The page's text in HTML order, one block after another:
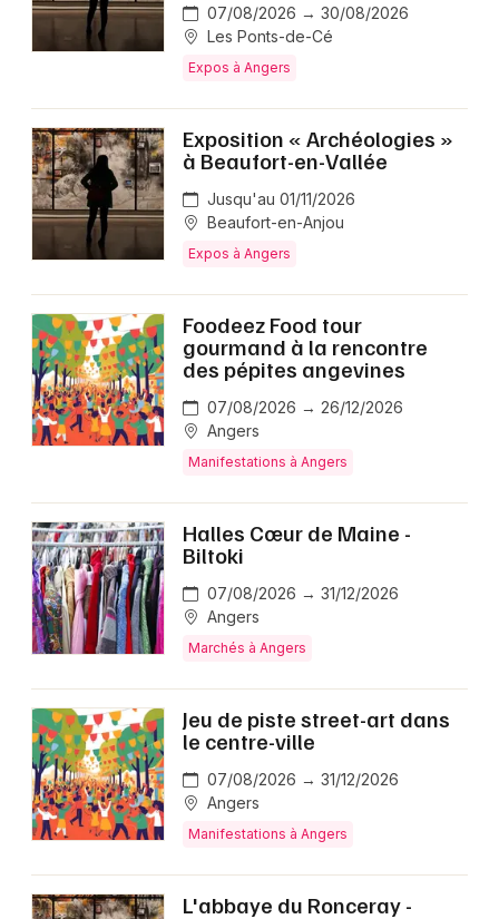
07/08/2026 → 30/08/2026
Les Ponts-de-Cé
Expos à Angers
Exposition « Archéologies »
à Beaufort-en-Vallée
Jusqu'au 01/11/2026
Beaufort-en-Anjou
Expos à Angers
Foodeez Food tour
gourmand à la rencontre
des pépites angevines
07/08/2026 → 26/12/2026
Angers
Manifestations à Angers
Halles Cœur de Maine -
Biltoki
07/08/2026 → 31/12/2026
Angers
Marchés à Angers
Jeu de piste street-art dans
le centre-ville
07/08/2026 → 31/12/2026
Angers
Manifestations à Angers
L'abbaye du Ronceray -